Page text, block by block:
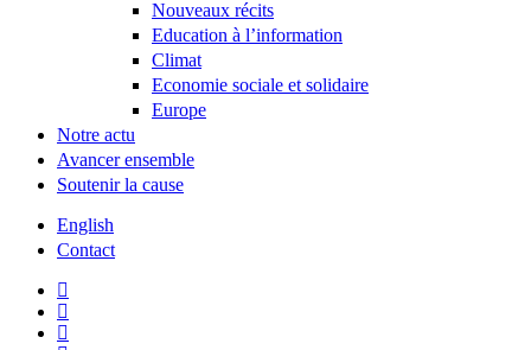
Nouveaux récits
Education à l’information
Climat
Economie sociale et solidaire
Europe
Notre actu
Avancer ensemble
Soutenir la cause
English
Contact
twitter
facebook
linkedin